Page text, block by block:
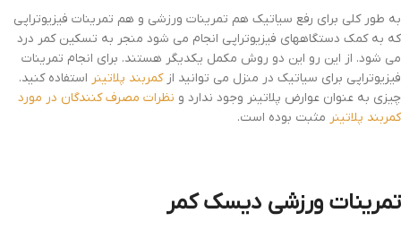
به طور کلی برای رفع سیاتیک هم تمرینات ورزشی و هم تمرینات فیزیوتراپی
که به کمک دستگاههای فیزیوتراپی انجام می شود منجر به تسکین کمر درد
می شود. از این رو این دو روش مکمل یکدیگر هستند. برای انجام تمرینات
فیزیوتراپی برای سیاتیک در منزل می توانید ازکمربند پلاتینر استفاده کنید.
چیزی به عنوان عوارض پلاتینر وجود ندارد و نظرات مصرف کنندگان در مورد
کمربند پلاتینر مثبت بوده است.
تمرینات ورزشی دیسک کمر